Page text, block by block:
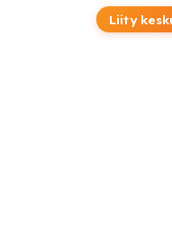
Liity